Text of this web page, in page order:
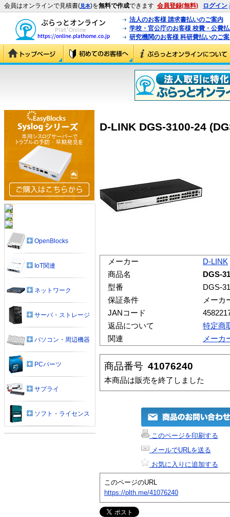
会員はオンラインで見積書(見本)を無料で作成できます 会員登録(無料) ログイン
法人のお客様 請求書払いのご案内
学校・官公庁のお客様 校費・公費
研究機関のお客様 科研費払いのご
D-LINK DGS-3100-24
メーカー
D-LINK
商品名
DGS-
型番
DGS-
保証条件
メーカ
JANコード
返品について
特定商
関連
メーカ
商品番号 41076240
本商品は販売を終了しました
このページを印刷する
メールでURLを送る
お気に入りに追加する
このページのURL
https://plth.me/41076240
OpenBlocks
IoT関連
ネットワーク
サーバ・ストレージ
パソコン・周辺機器
PCパーツ
サプライ
ソフト・ライセンス